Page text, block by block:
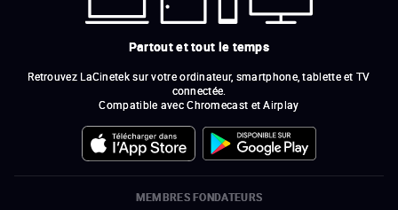
Partout et tout le temps
Retrouvez LaCinetek sur votre ordinateur, smartphone, tablette et TV
connectée.
Compatible avec Chromecast et Airplay
MEMBRES FONDATEURS